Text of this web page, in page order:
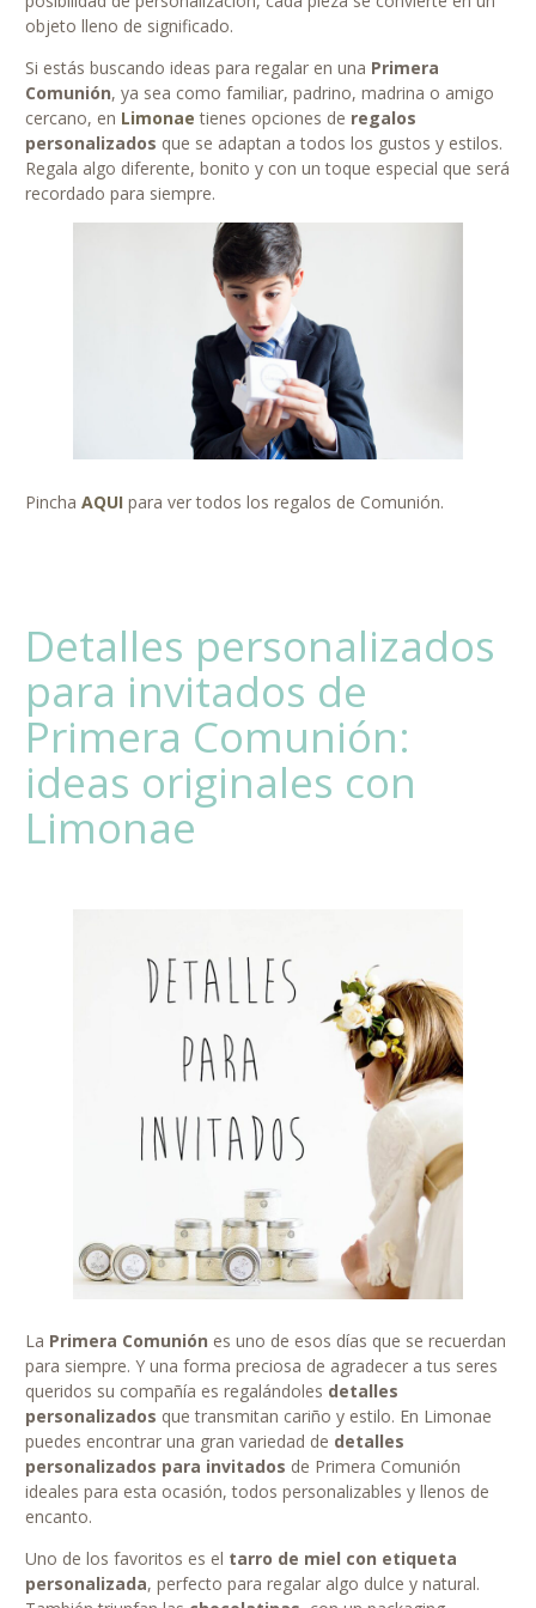
objeto lleno de significado.
Si estás buscando ideas para regalar en una Primera
Comunión, ya sea como familiar, padrino, madrina o amigo
cercano, en Limonae tienes opciones de regalos
personalizados que se adaptan a todos los gustos y estilos.
Regala algo diferente, bonito y con un toque especial que será
recordado para siempre.
PinchaAQUI para ver todos los regalos de Comunión.
Detalles personalizados
para invitados de
Primera Comunión:
ideas originales con
Limonae
La Primera Comunión es uno de esos días que se recuerdan
para siempre. Y una forma preciosa de agradecer a tus seres
queridos su compañía es regalándoles detalles
personalizados que transmitan cariño y estilo. En Limonae
puedes encontrar una gran variedad de detalles
personalizados para invitados de Primera Comunión
ideales para esta ocasión, todos personalizables y llenos de
encanto.
Uno de los favoritos es el tarro de miel con etiqueta
personalizada, perfecto para regalar algo dulce y natural.